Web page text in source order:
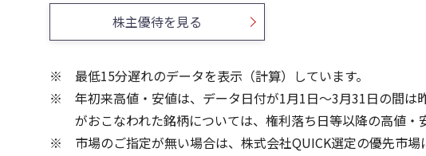
株主優待を見る
最低15分遅れのデータを表示（計算）しています。
年初来高値・安値は、データ日付が1月1日～3月31日の間
がおこなわれた銘柄については、権利落ち日等以降の高値・
市場のご指定が無い場合は、株式会社QUICK選定の優先市場